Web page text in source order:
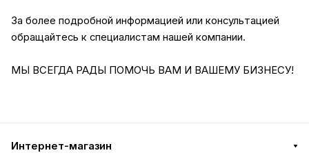
За более подробной информацией или консультацией
обращайтесь к специалистам нашей компании.
МЫ ВСЕГДА РАДЫ ПОМОЧЬ ВАМ И ВАШЕМУ БИЗНЕСУ!
Интернет-магазин